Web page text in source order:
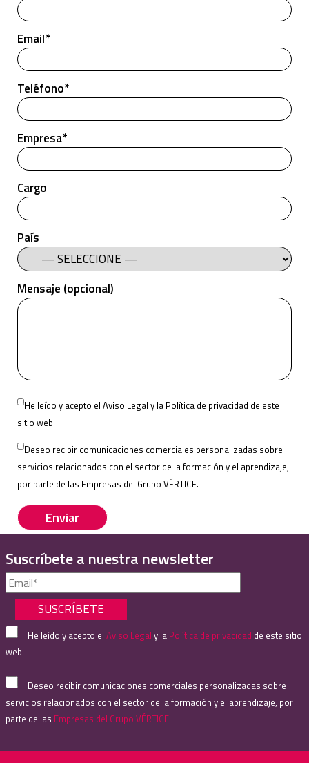
Email*
Teléfono*
Empresa*
Cargo
País
Mensaje (opcional)
Please
field
empty.
He leído y acepto el Aviso Legal y la Política de privacidad de este
sitio web.
Deseo recibir comunicaciones comerciales personalizadas sobre
servicios relacionados con el sector de la formación y el aprendizaje,
por parte de las Empresas del Grupo VÉRTICE.
Suscríbete a nuestra newsletter
He leído y acepto elAviso Legal y la Política de privacidad de este sitio
web.
Deseo recibir comunicaciones comerciales personalizadas sobre
servicios relacionados con el sector de la formación y el aprendizaje, por
parte de las Empresas del Grupo VÉRTICE.